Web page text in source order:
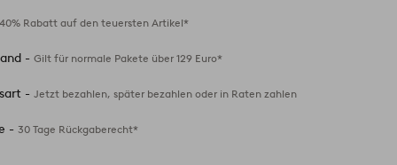
40% Rabatt auf den teuersten Artikel*
-Gilt für normale Pakete über 129 Euro*
-Jetzt bezahlen, später bezahlen oder in Raten zahlen
-30 Tage Rückgaberecht*